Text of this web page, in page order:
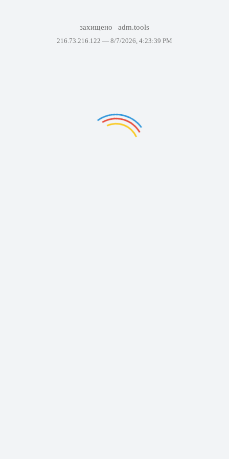
захищено adm.tools
216.73.216.122 — 8/7/2026, 4:23:39 PM